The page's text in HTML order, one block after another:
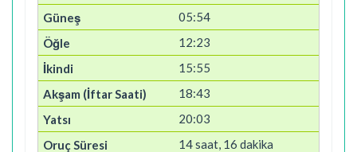
05:54
12:23
15:55
18:43
20:03
14 saat, 16 dakika